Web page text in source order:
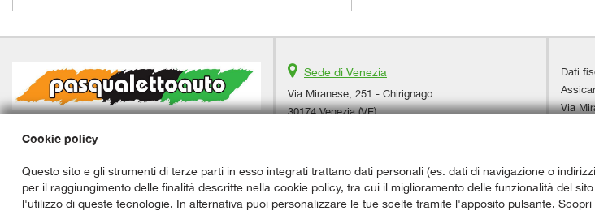
Sede di Venezia
Via Miranese, 251 - Chirignago
30174 Venezia (VE)
Cellulare:
+39 393 412 3811
Email:
autopasqualetto@libero.it
Indicazioni stradali
Dati
Via
Cookie policy
Questo sito e gli strumenti di terze parti in esso integrati trattano dati personali (es. dati di navigazione o
per il raggiungimento delle finalità descritte nella cookie policy, tra cui il miglioramento delle funzionalità del
l'utilizzo di queste tecnologie. In alternativa puoi personalizzare le tue scelte tramite l'apposito pulsante.